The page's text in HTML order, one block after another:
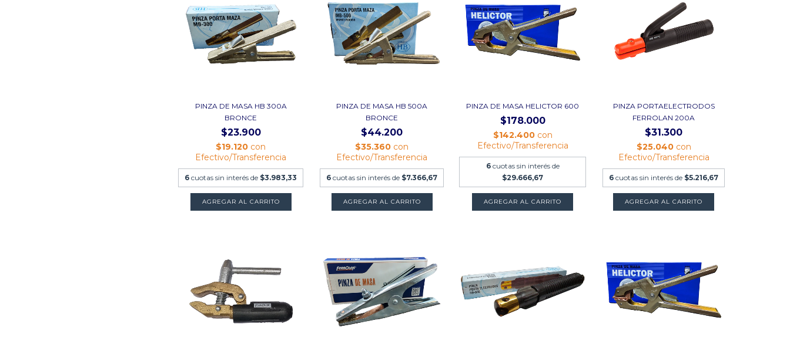
PINZA DE MASA HB 300A
BRONCE
$23.900
$19.120 con
Efectivo/Transferencia
6 cuotas sin interés de $3.983,33
PINZA DE MASA HB 500A
BRONCE
$44.200
$35.360 con
Efectivo/Transferencia
6 cuotas sin interés de $7.366,67
PINZA DE MASA HELICTOR 600
$178.000
$142.400 con
Efectivo/Transferencia
6 cuotas sin interés de
$29.666,67
PINZA PORTAELECTRODOS
FERROLAN 200A
$31.300
$25.040 con
Efectivo/Transferencia
6 cuotas sin interés de $5.216,67